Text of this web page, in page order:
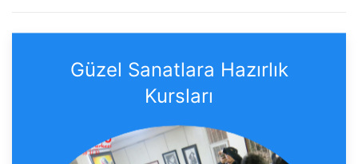
Güzel Sanatlara Hazırlık
Kursları